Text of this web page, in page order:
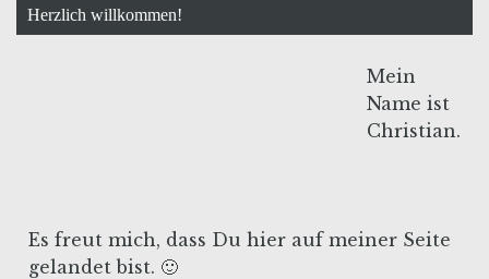
Herzlich willkommen!
Mein
Name ist
Christian.
Es freut mich, dass Du hier auf meiner Seite
gelandet bist. 🙂